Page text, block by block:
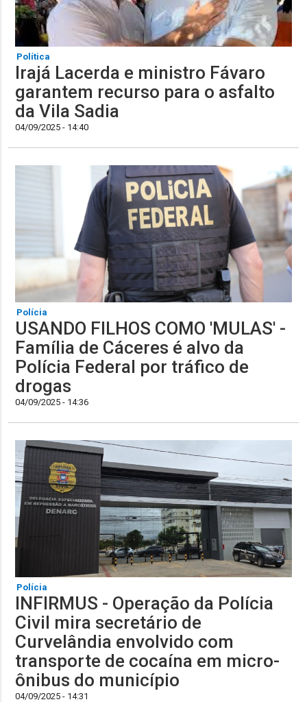
Política
Irajá Lacerda e ministro Fávaro
garantem recurso para o asfalto
da Vila Sadia
04/09/2025 - 14:40
Polícia
USANDO FILHOS COMO 'MULAS' -
Família de Cáceres é alvo da
Polícia Federal por tráfico de
drogas
04/09/2025 - 14:36
Polícia
INFIRMUS - Operação da Polícia
Civil mira secretário de
Curvelândia envolvido com
transporte de cocaína em micro-
ônibus do município
04/09/2025 - 14:31